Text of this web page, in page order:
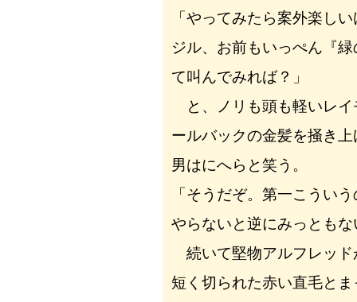
「やってみたら案外楽し
ジル、お前もいっぺん『
て叫んでみれば？」
と、ノリも頭も軽いレイ
ールバックの金髪を掻き
男はにへらと笑う。
「そうだぞ。第一こうい
やらないと逆にみっともな
続いて堅物アルフレッド
短く切られた赤い直毛と